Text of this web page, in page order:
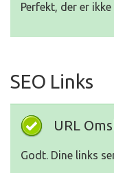
Perfekt, der er
SEO Links
URL
Godt. Dine links